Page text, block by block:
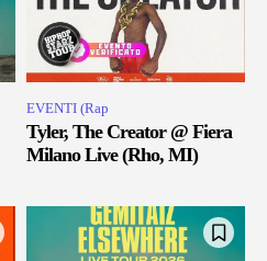
EVENTI (Rap
Tyler, The Creator @ Fiera
Milano Live (Rho, MI)